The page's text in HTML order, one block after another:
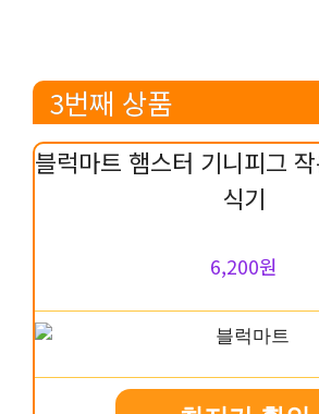
3번째 상품
블럭마트 햄스터 기니피그
식기
6,200원